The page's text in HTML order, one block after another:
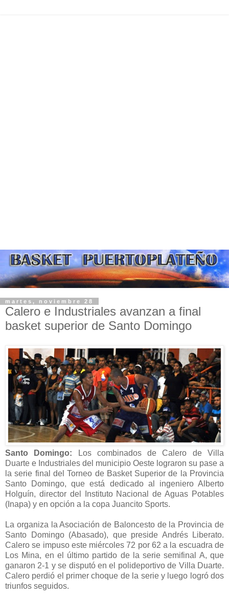
martes, noviembre 28
Calero e Industriales avanzan a final
basket superior de Santo Domingo
Santo Domingo: Los combinados de Calero de Villa
Duarte e Industriales del municipio Oeste lograron su pase a
la serie final del Torneo de Basket Superior de la Provincia
Santo Domingo, que está dedicado al ingeniero Alberto
Holguín, director del Instituto Nacional de Aguas Potables
(Inapa) y en opción a la copa Juancito Sports.
La organiza la Asociación de Baloncesto de la Provincia de
Santo Domingo (Abasado), que preside Andrés Liberato.
Calero se impuso este miércoles 72 por 62 a la escuadra de
Los Mina, en el último partido de la serie semifinal A, que
ganaron 2-1 y se disputó en el polideportivo de Villa Duarte.
Calero perdió el primer choque de la serie y luego logró dos
triunfos seguidos.